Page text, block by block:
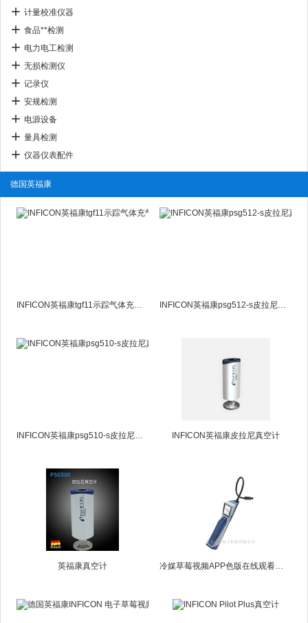
计量校准仪器
食品**检测
电力电工检测
无损检测仪
记录仪
安规检测
电源设备
量具检测
仪器仪表配件
德国英福康
INFICON英福康tgf11示踪气体充气机 INFICON英福康psg512-s皮拉尼真空计
INFICON英福康psg510-s皮拉尼真空计 INFICON英福康皮拉尼真空计
英福康真空计 冷媒草莓视频APP色版在线观看免费和便携式监控器